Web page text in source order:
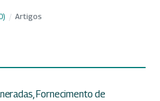
CONTEÚDO
/ Artigos
Fornecimento de